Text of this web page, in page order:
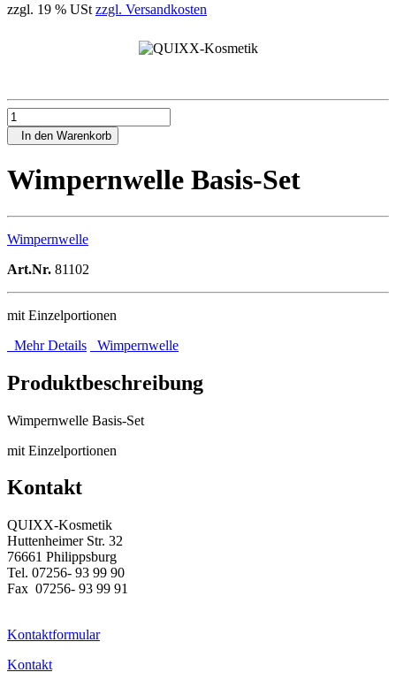
zzgl. 19 % USt zzgl. Versandkosten
In den Warenkorb
Wimpernwelle Basis-Set
Wimpernwelle
Art.Nr. 81102
mit Einzelportionen
Mehr Details
Wimpernwelle
Produktbeschreibung
Wimpernwelle Basis-Set
mit Einzelportionen
Kontakt
QUIXX-Kosmetik
Huttenheimer Str. 32
76661 Philippsburg
Tel. 07256- 93 99 90
Fax 07256- 93 99 91
Kontaktformular
Kontakt